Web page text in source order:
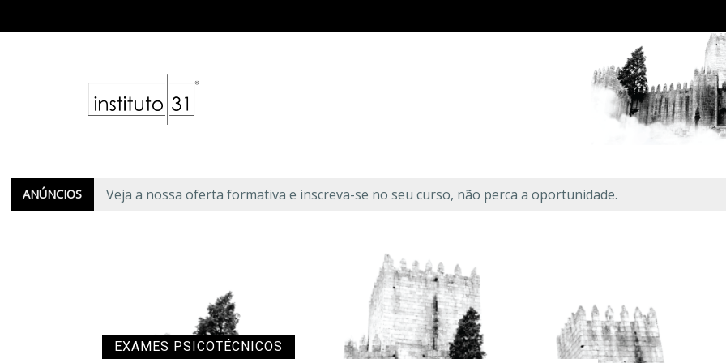
ANÚNCIOS Veja a nossa oferta formativa e inscreva-se no seu curso, não perca a oportunidade.
EXAMES PSICOTÉCNICOS